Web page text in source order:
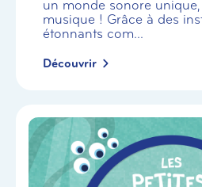
un monde sonore unique,
musique ! Grâce à des
étonnants com...
Découvrir